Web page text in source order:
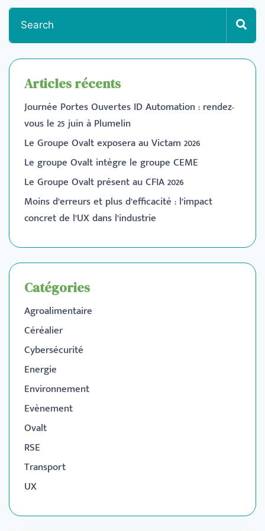
Articles récents
Journée Portes Ouvertes ID Automation : rendez-
vous le 25 juin à Plumelin
Le Groupe Ovalt exposera au Victam 2026
Le groupe Ovalt intègre le groupe CEME
Le Groupe Ovalt présent au CFIA 2026
Moins d’erreurs et plus d’efficacité : l’impact
concret de l’UX dans l’industrie
Catégories
Agroalimentaire
Céréalier
Cybersécurité
Energie
Environnement
Evènement
Ovalt
RSE
Transport
UX